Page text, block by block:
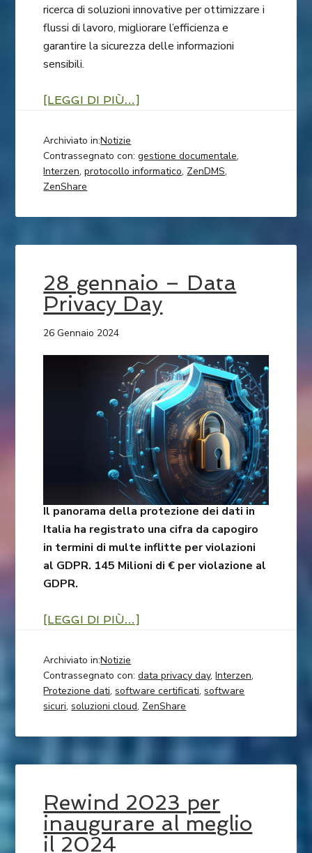
ricerca di soluzioni innovative per ottimizzare i
flussi di lavoro, migliorare l’efficienza e
garantire la sicurezza delle informazioni
sensibili.
[LEGGI DI PIÙ…]
Archiviato in:Notizie
Contrassegnato con:gestione documentale,
Interzen,protocollo informatico, ZenDMS,
ZenShare
28 gennaio – Data
Privacy Day
26 Gennaio 2024
Il panorama della protezione dei dati in
Italia ha registrato una cifra da capogiro
in termini di multe inflitte per violazioni
al GDPR. 145 Milioni di € per violazione al
GDPR.
[LEGGI DI PIÙ…]
Archiviato in:Notizie
Contrassegnato con:data privacy day,Interzen,
Protezione dati,software certificati,software
sicuri,soluzioni cloud, ZenShare
Rewind 2023 per
inaugurare al meglio
il 2024